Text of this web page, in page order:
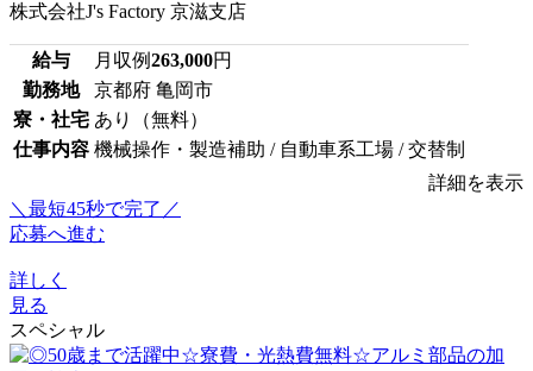
株式会社J's Factory 京滋支店
給与 月収例263,000円
勤務地
京都府 亀岡市
寮・社宅 あり（無料）
仕事内容 機械操作・製造補助 / 自動車系工場 / 交替制
詳細を表示
＼最短45秒で完了／
応募へ進む
詳しく
見る
スペシャル